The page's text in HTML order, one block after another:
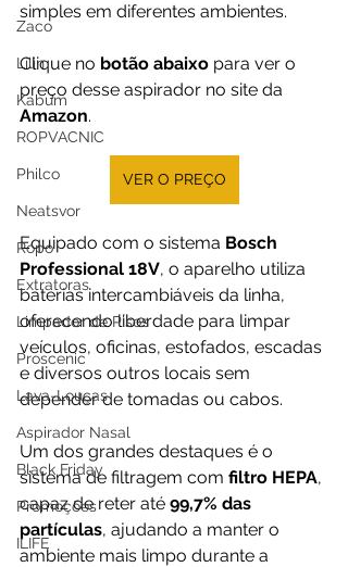
Zaco
Lilin
Kabum
ROPVACNIC
Philco
Neatsvor
Ropo
Extratoras
Limpador de Pisos
Proscenic
Lava-Louças
Aspirador Nasal
Black Friday
Promoções
ILIFE
simples em diferentes ambientes.
Clique no botão abaixo para ver o
preço desse aspirador no site da
Amazon.
VER O PREÇO
Equipado com o sistema Bosch
Professional 18V, o aparelho utiliza
baterias intercambiáveis da linha,
oferecendo liberdade para limpar
veículos, oficinas, estofados, escadas
e diversos outros locais sem
depender de tomadas ou cabos.
Um dos grandes destaques é o
sistema de filtragem com filtro HEPA,
capaz de reter até 99,7% das
partículas, ajudando a manter o
ambiente mais limpo durante a